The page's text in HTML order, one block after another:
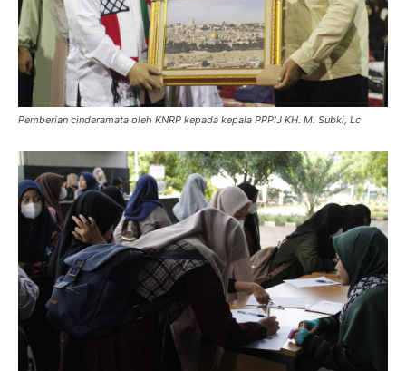
Pemberian cinderamata oleh KNRP kepada kepala PPPIJ KH. M. Subki, Lc